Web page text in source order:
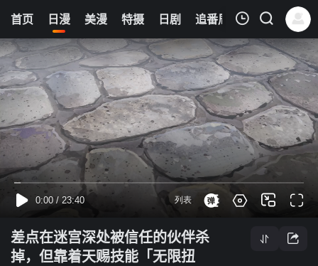
首页 日漫 美漫 特摄 日剧 追番周表 今日更新
6
我的观影记录
第08集
差点在迷宫深处被信任的伙伴杀掉，但靠着天赐技能「无限扭蛋」获得等级9999的伙伴，我要向前队友和世界展开复仇&「给他们好看！」
清空
差点在迷宫深处被信任的伙伴杀
掉，但靠着天赐技能「无限扭